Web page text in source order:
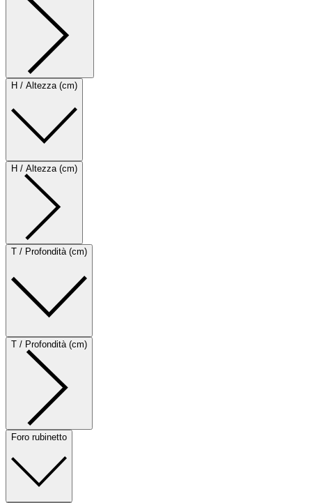
H / Altezza (cm)
H / Altezza (cm)
T / Profondità (cm)
T / Profondità (cm)
Foro rubinetto